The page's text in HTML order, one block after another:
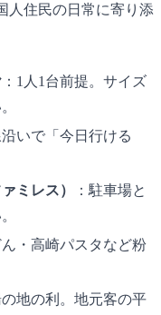
人住民の日常に寄り添
：1人1台前提。サイズ
沿いで「今日行ける
ミレス）
：駐車場と
ん・高崎パスタなど粉
地の利。地元客の平